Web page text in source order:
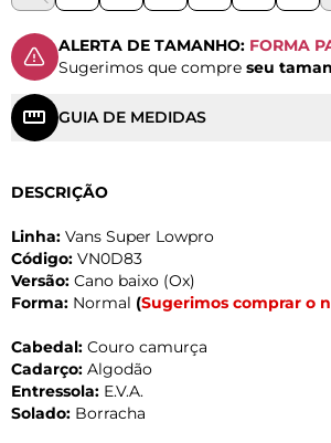
ALERTA DE TAMANHO: FORMA
Sugerimos que compre seu
GUIA DE MEDIDAS
DESCRIÇÃO
Linha: Vans Super Lowpro
Código: VN0D83
Versão: Cano baixo (Ox)
Forma: Normal (Sugerimos comprar o
Cabedal: Couro camurça
Cadarço: Algodão
Entressola: E.V.A.
Solado: Borracha